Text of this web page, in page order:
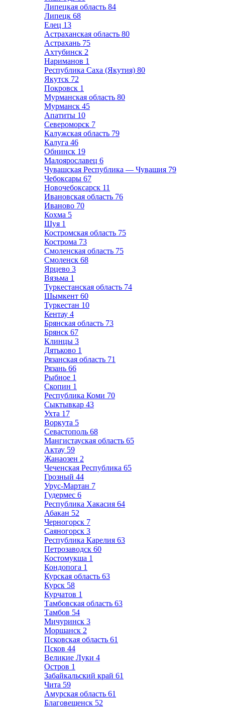
Липецкая область 84
Липецк 68
Елец 13
Астраханская область 80
Астрахань 75
Ахтубинск 2
Нариманов 1
Республика Саха (Якутия) 80
Якутск 72
Покровск 1
Мурманская область 80
Мурманск 45
Апатиты 10
Североморск 7
Калужская область 79
Калуга 46
Обнинск 19
Малоярославец 6
Чувашская Республика — Чувашия 79
Чебоксары 67
Новочебоксарск 11
Ивановская область 76
Иваново 70
Кохма 5
Шуя 1
Костромская область 75
Кострома 73
Смоленская область 75
Смоленск 68
Ярцево 3
Вязьма 1
Туркестанская область 74
Шымкент 60
Туркестан 10
Кентау 4
Брянская область 73
Брянск 67
Клинцы 3
Дятьково 1
Рязанская область 71
Рязань 66
Рыбное 1
Скопин 1
Республика Коми 70
Сыктывкар 43
Ухта 17
Воркута 5
Севастополь 68
Мангистауская область 65
Актау 59
Жанаозен 2
Чеченская Республика 65
Грозный 44
Урус-Мартан 7
Гудермес 6
Республика Хакасия 64
Абакан 52
Черногорск 7
Саяногорск 3
Республика Карелия 63
Петрозаводск 60
Костомукша 1
Кондопога 1
Курская область 63
Курск 58
Курчатов 1
Тамбовская область 63
Тамбов 54
Мичуринск 3
Моршанск 2
Псковская область 61
Псков 44
Великие Луки 4
Остров 1
Забайкальский край 61
Чита 59
Амурская область 61
Благовещенск 52